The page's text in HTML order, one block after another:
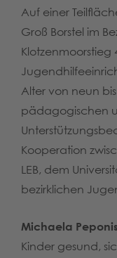
Auf einer
Groß Borstel im
Klotzenmoorstieg
Alter von neun
pädagogischen
Kooperation
LEB, dem
bezirklichen
Michaela
Kinder gesund,